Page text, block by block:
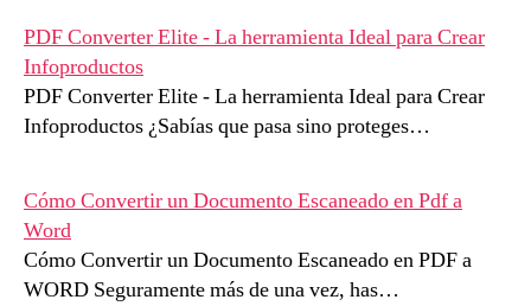
PDF Converter Elite - La herramienta Ideal para Crear
Infoproductos
PDF Converter Elite - La herramienta Ideal para Crear
Infoproductos ¿Sabías que pasa sino proteges…
Cómo Convertir un Documento Escaneado en Pdf a
Word
Cómo Convertir un Documento Escaneado en PDF a
WORD Seguramente más de una vez, has…